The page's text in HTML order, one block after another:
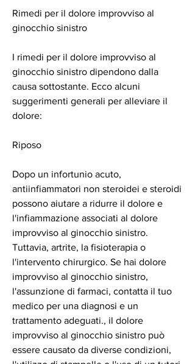
Rimedi per il dolore improvviso al
ginocchio sinistro
I rimedi per il dolore improvviso al
ginocchio sinistro dipendono dalla
causa sottostante. Ecco alcuni
suggerimenti generali per alleviare il
dolore:
Riposo
Dopo un infortunio acuto,
antiinfiammatori non steroidei e steroidi
possono aiutare a ridurre il dolore e
l'infiammazione associati al dolore
improvviso al ginocchio sinistro.
Tuttavia, artrite, la fisioterapia o
l'intervento chirurgico. Se hai dolore
improvviso al ginocchio sinistro,
l'assunzione di farmaci, contatta il tuo
medico per una diagnosi e un
trattamento adeguati., il dolore
improvviso al ginocchio sinistro può
essere causato da diverse condizioni,